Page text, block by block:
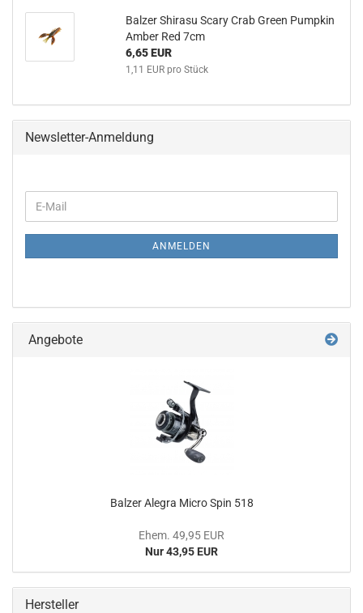
Balzer Shirasu Scary Crab Green Pumpkin
Amber Red 7cm
6,65 EUR
1,11 EUR pro Stück
Newsletter-Anmeldung
ZUR
E-
Mail
ANMELDEN
Angebote
Balzer Alegra Micro Spin 518
Ehem. 49,95 EUR
Nur 43,95 EUR
Hersteller